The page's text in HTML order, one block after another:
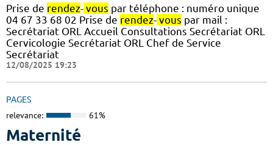
Prise de rendez- vous par téléphone : numéro unique
04 67 33 68 02 Prise de rendez- vous par mail :
Secrétariat ORL Accueil Consultations Secrétariat ORL
Cervicologie Secrétariat ORL Chef de Service
Secrétariat
12/08/2025 19:23
PAGES
relevance: 61%
Maternité